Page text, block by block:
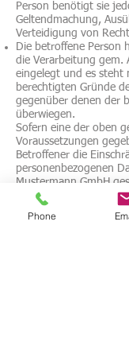
Person benötigt sie
Geltendmachung,
Verteidigung von
Die betroffene Person
die Verarbeitung gem.
eingelegt und es steht
berechtigten Gründe
gegenüber denen der
überwiegen.
Sofern eine der oben
Voraussetzungen
Betroffener die
personenbezogenen
Mustermann GmbH
verlangen möchte,
jederzeit an unseren
Phone